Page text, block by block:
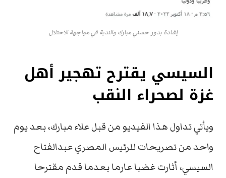
إشادة بدور حسني مبارك والندية في مواجهة الاحتلال
السيسي يقترح تهجير أهل
غزة لصحراء النقب
ويأتي تداول هذا الفيديو من قبل علاء مبارك، بعد يوم
واحد من تصريحات للرئيس المصري عبدالفتاح
السيسي، أثارت غضبا عارما بعدما قدم مقترحا